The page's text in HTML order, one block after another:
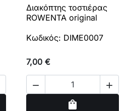
Διακόπτης τοστιέρας
ROWENTA original
Κωδικός: DIME0007
7,00 €
 
shopping_bag